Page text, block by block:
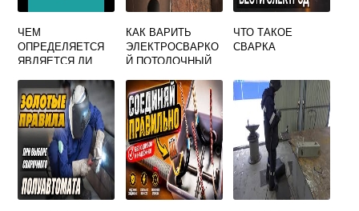
ЧЕМ
ОПРЕДЕЛЯЕТСЯ
ЯВЛЯЕТСЯ ЛИ
ДЕФЕКТ
СВАРОЧНОГО
СОЕДИНЕНИЯ
ДОПУСТИМЫМ
ИЛИ
НЕДОПУСТИМЫМ
КАК ВАРИТЬ
ЭЛЕКТРОСВАРКО
Й ПОТОЛОЧНЫЙ
ЧТО ТАКОЕ
СВАРКА